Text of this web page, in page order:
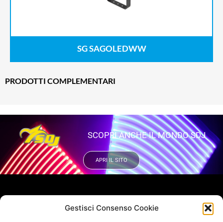
Gestisci Consenso Cookie
SG SAGOLEDWW
PRODOTTI COMPLEMENTARI
SCOPRI ANCHE IL MONDO SDJ
APRI IL SITO
VUOI RIMANERE AGGIORNATO?
Iscriviti alla newsletter